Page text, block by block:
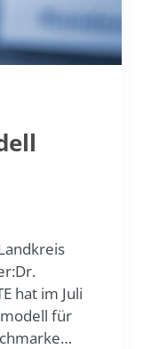
hat im Juli
für